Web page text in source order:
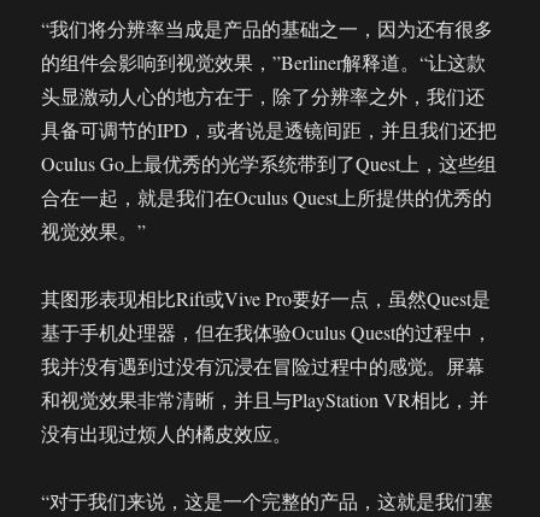
“我们将分辨率当成是产品的基础之一，因为还有很多
的组件会影响到视觉效果，”Berliner解释道。“让这款
头显激动人心的地方在于，除了分辨率之外，我们还
具备可调节的IPD，或者说是透镜间距，并且我们还把
Oculus Go上最优秀的光学系统带到了Quest上，这些组
合在一起，就是我们在Oculus Quest上所提供的优秀的
视觉效果。”
其图形表现相比Rift或Vive Pro要好一点，虽然Quest是
基于手机处理器，但在我体验Oculus Quest的过程中，
我并没有遇到过没有沉浸在冒险过程中的感觉。屏幕
和视觉效果非常清晰，并且与PlayStation VR相比，并
没有出现过烦人的橘皮效应。
“对于我们来说，这是一个完整的产品，这就是我们塞